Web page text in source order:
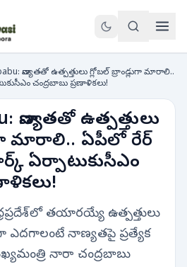
నాణ్యతతో ఉత్పత్తులు గ్లోబల్ బ్రాండ్లుగా మారాలి..
చంద్రబాబు ప్రణాళికలు!
నాణ్యతతో ఉత్పత్తులు
మారాలి.. ఏపీలో రేర్
ఏర్పాటుకుసీఎం
తయారయ్యే ఉత్పత్తులు
ఎదగాలంటే నాణ్యతపై ప్రత్యేక
నారా చంద్రబాబు